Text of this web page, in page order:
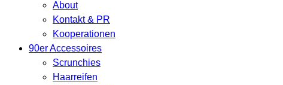
About
Kontakt & PR
Kooperationen
90er Accessoires
Scrunchies
Haarreifen